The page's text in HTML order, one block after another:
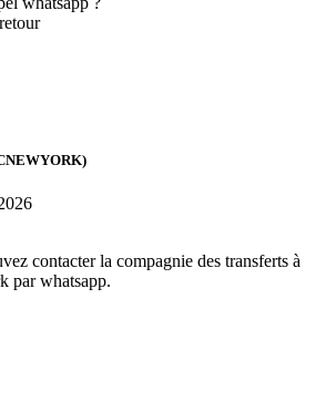
contacter la compagnie des transferts à
par whatsapp.